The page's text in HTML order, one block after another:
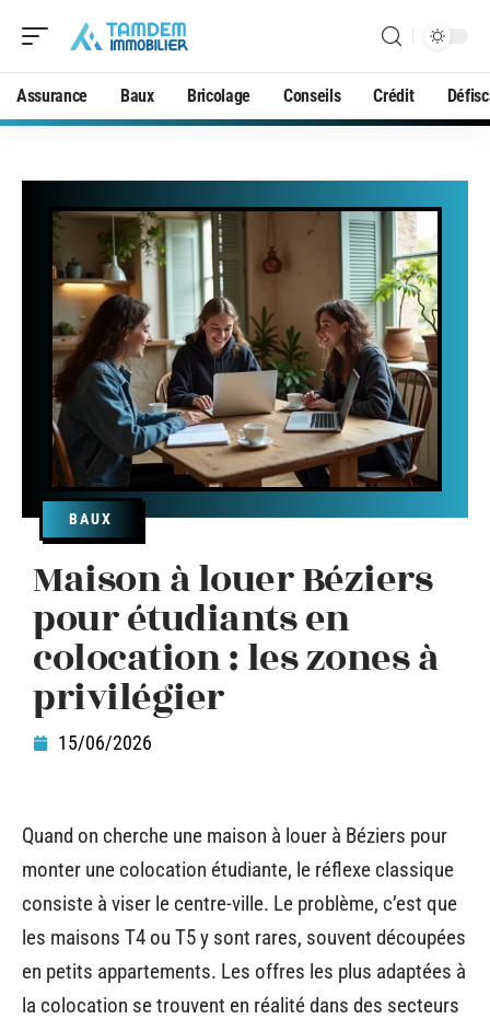
Assurance Baux Bricolage Conseils Crédit
BAUX
Maison à louer Béziers
pour étudiants en
colocation : les zones à
privilégier
15/06/2026
Quand on cherche une maison à louer à Béziers pour
monter une colocation étudiante, le réflexe classique
consiste à viser le centre-ville. Le problème, c’est que
les maisons T4 ou T5 y sont rares, souvent découpées
en petits appartements. Les offres les plus adaptées à
la colocation se trouvent en réalité dans des secteurs